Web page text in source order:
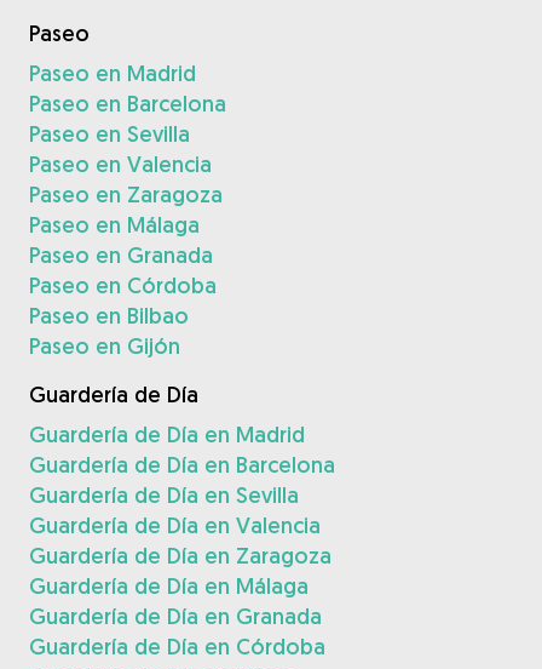
Paseo
Paseo en Madrid
Paseo en Barcelona
Paseo en Sevilla
Paseo en Valencia
Paseo en Zaragoza
Paseo en Málaga
Paseo en Granada
Paseo en Córdoba
Paseo en Bilbao
Paseo en Gijón
Guardería de Día
Guardería de Día en Madrid
Guardería de Día en Barcelona
Guardería de Día en Sevilla
Guardería de Día en Valencia
Guardería de Día en Zaragoza
Guardería de Día en Málaga
Guardería de Día en Granada
Guardería de Día en Córdoba